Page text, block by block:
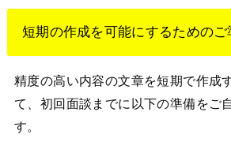
短期の作成を可能にするための
精度の高い内容の文章を短期で作成
て、初回面談までに以下の準備をご
す。